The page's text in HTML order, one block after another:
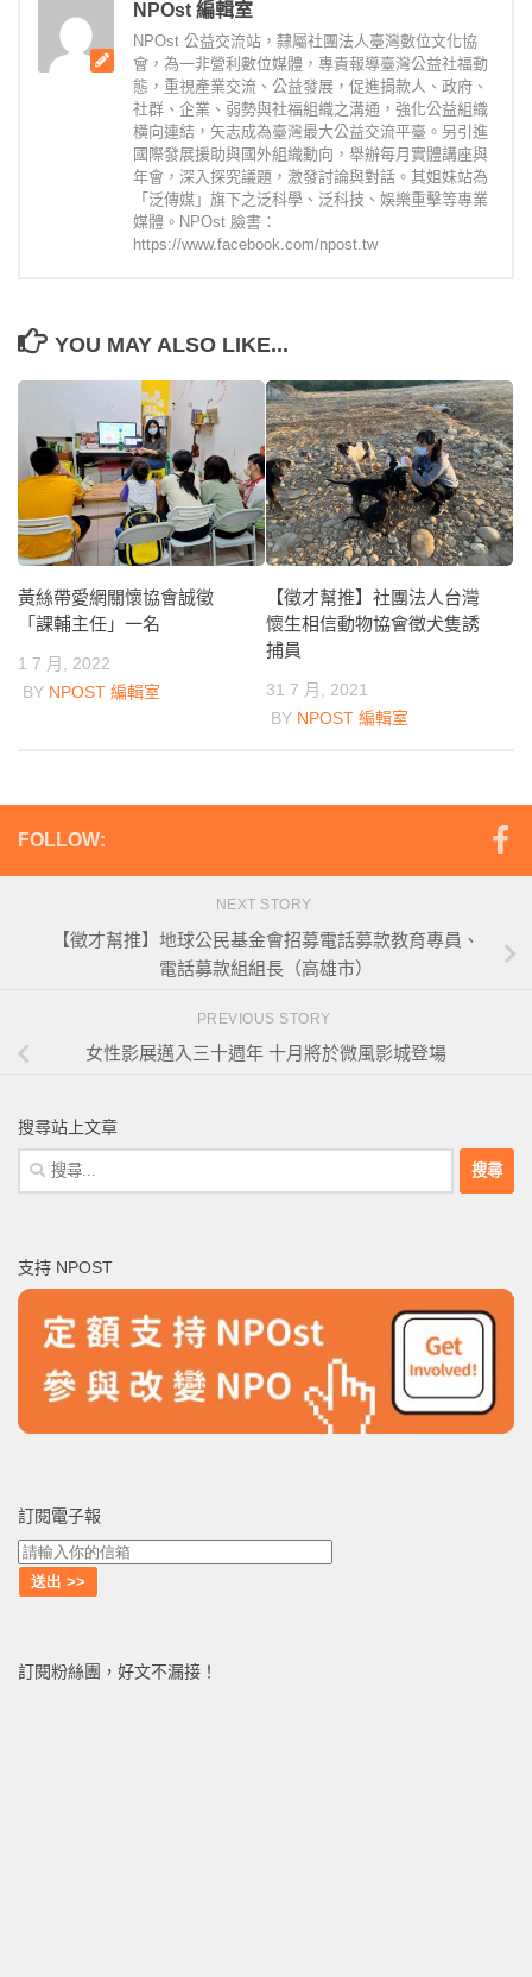
NPOst 編輯室
NPOst 公益交流站，隸屬社團法人臺灣數位文化協
會，為一非營利數位媒體，專責報導臺灣公益社福動
態，重視產業交流、公益發展，促進捐款人、政府、
社群、企業、弱勢與社福組織之溝通，強化公益組織
橫向連結，矢志成為臺灣最大公益交流平臺。另引進
國際發展援助與國外組織動向，舉辦每月實體講座與
年會，深入探究議題，激發討論與對話。其姐妹站為
「泛傳媒」旗下之泛科學、泛科技、娛樂重擊等專業
媒體。NPOst 臉書：
https://www.facebook.com/npost.tw
YOU MAY ALSO LIKE...
黃絲帶愛網關懷協會誠徵
「課輔主任」一名
1 7 月, 2022
BY NPOST 編輯室
【徵才幫推】社團法人台灣
懷生相信動物協會徵犬隻誘
捕員
31 7 月, 2021
BY NPOST 編輯室
FOLLOW:
NEXT STORY
【徵才幫推】地球公民基金會招募電話募款教育專員、
電話募款組組長（高雄市）
PREVIOUS STORY
女性影展邁入三十週年 十月將於微風影城登場
搜尋站上文章
搜
尋
字:
支持 NPOST
訂閱電子報
訂閱粉絲團，好文不漏接！